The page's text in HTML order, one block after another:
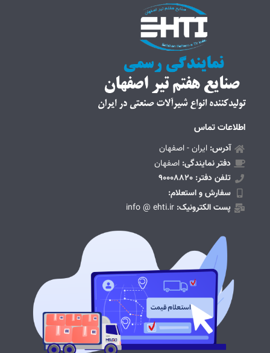
اطلاعات تماس
آدرس:ایران - اصفهان
دفتر نمایندگی: اصفهان
تلفن دفتر: 90008820
سفارش و استعلام:
پست الکترونیک: info @ ehti.ir